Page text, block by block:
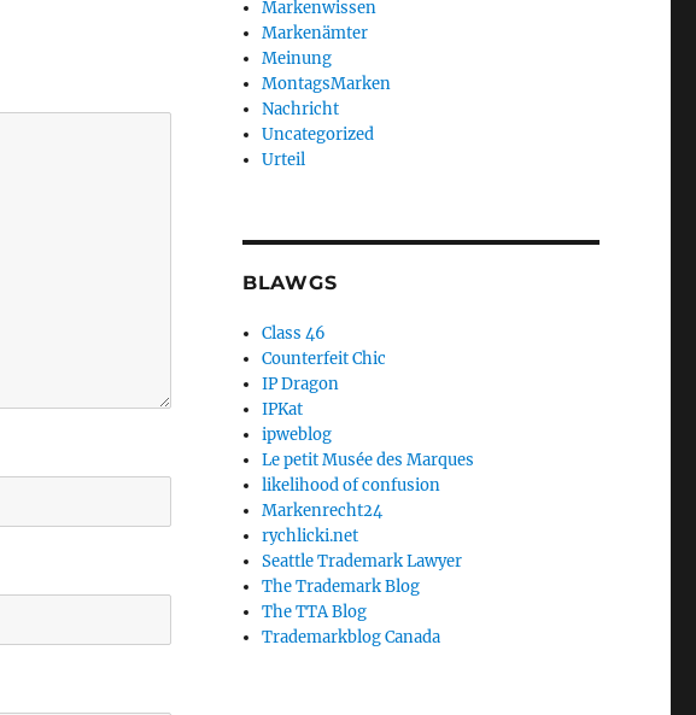
Markenwissen
Markenämter
Meinung
MontagsMarken
Nachricht
Uncategorized
Urteil
BLAWGS
Class 46
Counterfeit Chic
IP Dragon
IPKat
ipweblog
Le petit Musée des Marques
likelihood of confusion
Markenrecht24
rychlicki.net
Seattle Trademark Lawyer
The Trademark Blog
The TTA Blog
Trademarkblog Canada